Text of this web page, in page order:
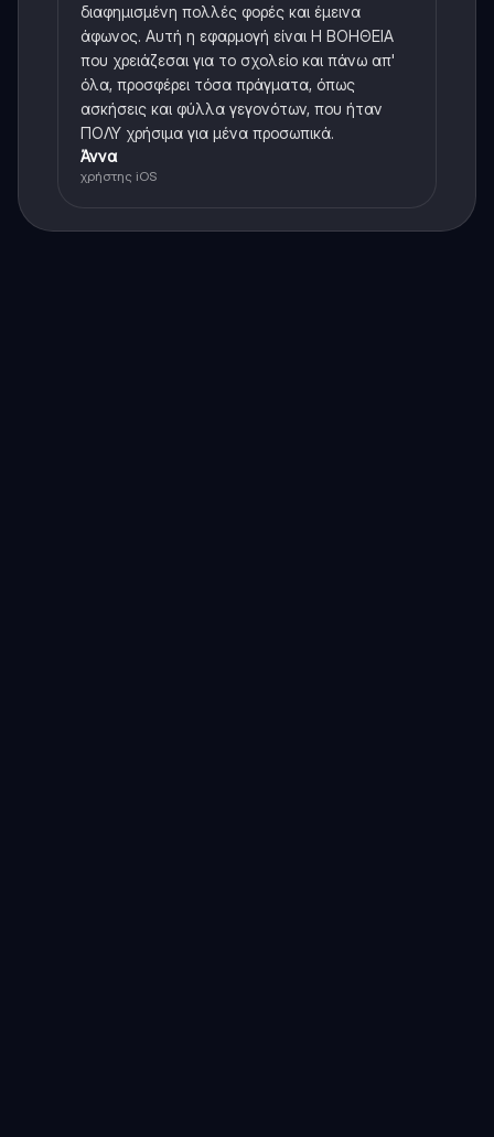
διαφημισμένη πολλές φορές και έμεινα
άφωνος. Αυτή η εφαρμογή είναι Η ΒΟΗΘΕΙΑ
που χρειάζεσαι για το σχολείο και πάνω απ'
όλα, προσφέρει τόσα πράγματα, όπως
ασκήσεις και φύλλα γεγονότων, που ήταν
ΠΟΛΥ χρήσιμα για μένα προσωπικά.
Άννα
χρήστης iOS